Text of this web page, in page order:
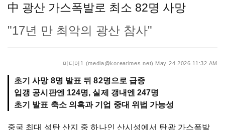
中 광산 가스폭발로 최소 82명 사망
"17년 만 최악의 광산 참사"
미디어1 (media@koreatimes.net) May 24 2026 11:32 AM
초기 사망 8명 발표 뒤 82명으로 급증
입갱 공시판엔 124명, 실제 갱내엔 247명
초기 발표 축소 의혹과 기업 중대 위법 가능성
중국 최대 석탄 산지 중 하나인 산시성에서 탄광 가스폭발